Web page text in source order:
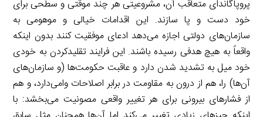
پروپاگاندای متعاقب آن، مشروعیتی هر چند موقتی و سطحی برای
خود دست و پا سازند. این اقدامات خیالی و موهومی به
سازمان‌های دولتی اجازه می‌دهد ادعای موفقیت کنند بدون اینکه
واقعاً به هیچ هدفی رسیده باشند. این فرایند تقلیدکردن به خودی
خود میل به تشدید شدن دارد و عاقبت حکومت‌ها (و سازمان‌های
آن‌ها) را، هم از درون به مقاومت در برابر اصلاحات وامی‌دارد، و هم
از فشارهای بیرونی برای هر تغییر واقعی مصونیت می‌بخشد: با